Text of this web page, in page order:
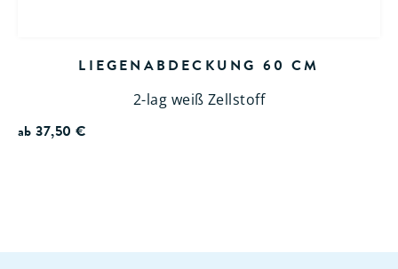
LIEGENABDECKUNG 60 CM
2-lag weiß Zellstoff
ab37,50€